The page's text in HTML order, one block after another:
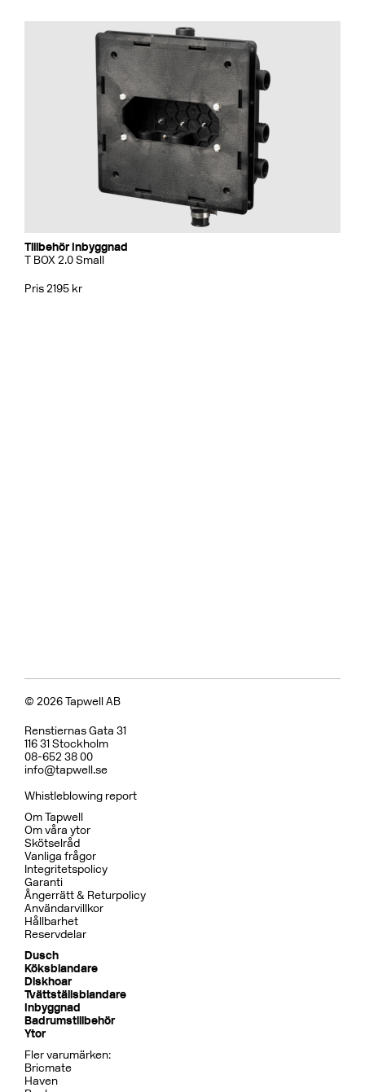
Tillbehör Inbyggnad
T BOX 2.0 Small
Pris 2195 kr
© 2026 Tapwell AB
Renstiernas Gata 31
116 31 Stockholm
08-652 38 00
info@tapwell.se
Whistleblowing report
Om Tapwell
Om våra ytor
Skötselråd
Vanliga frågor
Integritetspolicy
Garanti
Ångerrätt & Returpolicy
Användarvillkor
Hållbarhet
Reservdelar
Dusch
Köksblandare
Diskhoar
Tvättställsblandare
Inbyggnad
Badrumstillbehör
Ytor
Fler varumärken:
Bricmate
Haven